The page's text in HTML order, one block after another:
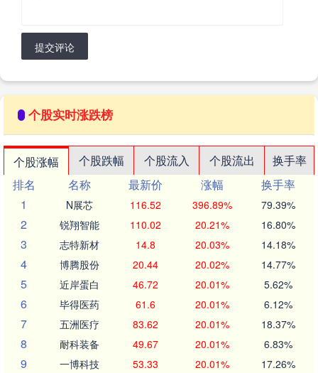
提交评论
个股实时涨跌榜
个股涨幅 个股跌幅 个股流入 个股流出
换手率
排名
名称 最新价 涨幅
换手率
1
N展芯 116.52 396.89% 79.39%
2 锐翔智能 110.02 20.21% 16.80%
3 志特新材 14.8 20.03% 14.18%
4 博腾股份 20.44 20.02% 14.77%
5 近岸蛋白 46.72 20.01% 5.62%
6 毕得医药 61.6 20.01% 6.12%
7 五洲医疗 83.62 20.01% 18.37%
8 耐科装备 49.67 20.01% 6.83%
9 一博科技 53.33 20.01% 17.26%